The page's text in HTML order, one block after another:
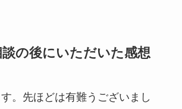
の後にいただいた感想
。先ほどは有難うございまし